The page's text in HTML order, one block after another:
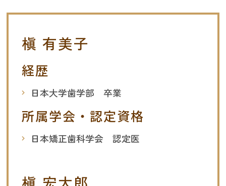
槇 有美子
経歴
日本大学歯学部 卒業
所属学会・認定資格
日本矯正歯科学会 認定医